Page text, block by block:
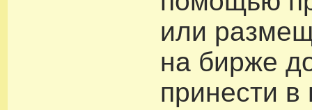
или
на бирже
принести в